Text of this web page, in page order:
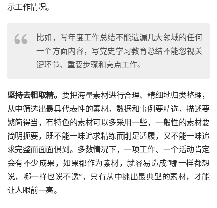
示工作情况。
比如，写年度工作总结不能遗漏几大领域的任何
一个方面内容，写党史学习教育总结不能忽视关
键环节、重要步骤和亮点工作。
坚持去粗取精。 要把海量素材进行合理、精细地归类整理，
从中筛选出最具代表性的素材。数据和事例要精选，描述要
繁简得当，有特色的素材可以多采用一些，一般性的素材要
简明扼要，既不能一味追求精练而削足适履，又不能一味追
求完整而面面俱到。多数情况下，一项工作、一个活动肯定
会有不少成果，如果都作为素材，就容易造成“哪一样都想
说，哪一样也说不透”，只有从中挑出最典型的素材，才能
让人眼前一亮。